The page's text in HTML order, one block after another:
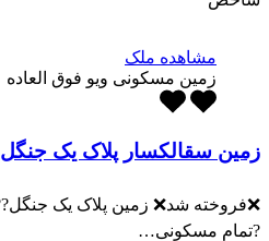
مشاهده ملک
زمین مسکونی ویو فوق العاده
زمین سقالکسار پلاک یک جنگل
?تمام مسکونی…